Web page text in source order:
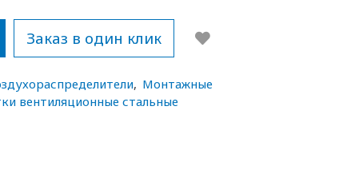
Заказ в один клик
, Монтажные
вентиляционные стальные